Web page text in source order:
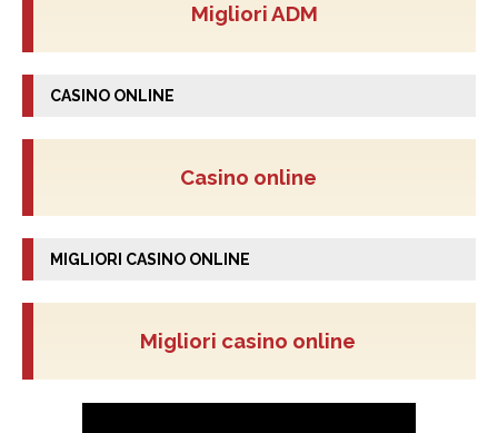
Migliori ADM
CASINO ONLINE
Casino online
MIGLIORI CASINO ONLINE
Migliori casino online